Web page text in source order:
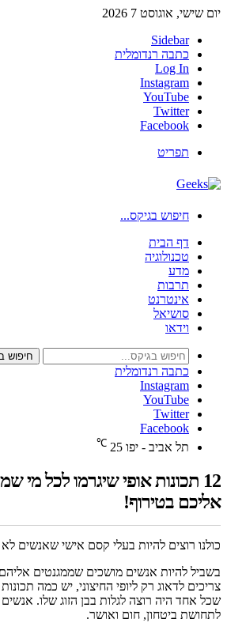
יום שישי, אוגוסט 7 2026
Sidebar
כתבה רנדומלית
Log In
Instagram
YouTube
Twitter
Facebook
תפריט
חיפוש בגיקס...
דף הבית
טכנולוגיה
מדע
תרבות
אינטרנט
סושיאל
וידאו
חיפוש
כתבה רנדומלית
Instagram
YouTube
Twitter
Facebook
תל אביב - יפו 25
℃
12 תכונות אופי שיגרמו לכל מי
אליכם בטירוף!
כולנו רוצים להיות בעלי קסם אישי שאנשים לא
בשביל להיות אנשים מושכים שממגנטים
צריכים לדאוג רק ליופי החיצוני, יש כמה
שכל אחד היה רוצה לגלות בבן הזוג שלו.
לתחושת ביטחון, חום ואושר.